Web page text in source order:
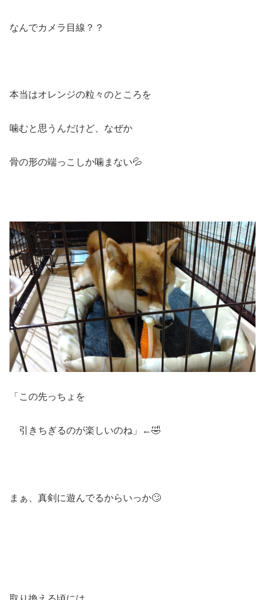
なんでカメラ目線？？
本当はオレンジの粒々のところを
噛むと思うんだけど、なぜか
骨の形の端っこしか噛まない💦
「この先っちょを
引きちぎるのが楽しいのね」←🤣
まぁ、真剣に遊んでるからいっか🙄